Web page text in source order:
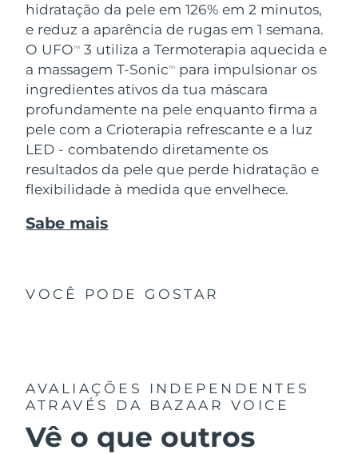
hidratação da pele em 126% em 2 minutos,
e reduz a aparência de rugas em 1 semana.
O UFOTM
3 utiliza a Termoterapia aquecida e
a massagem T-SonicTM
para impulsionar os
ingredientes ativos da tua máscara
profundamente na pele enquanto firma a
pele com a Crioterapia refrescante e a luz
LED - combatendo diretamente os
resultados da pele que perde hidratação e
flexibilidade à medida que envelhece.
Sabe mais
VOCÊ PODE GOSTAR
AVALIAÇÕES INDEPENDENTES
ATRAVÉS DA BAZAAR VOICE
Vê o que outros